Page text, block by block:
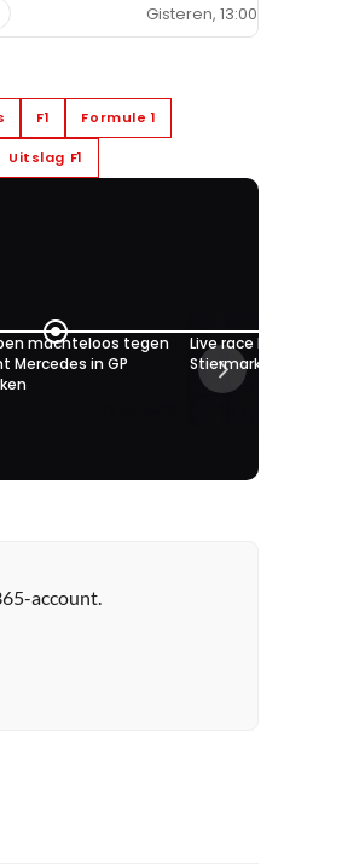
Gisteren, 13:00
F1 Formule 1
Uitslag F1
machteloos tegen
Mercedes in GP
Live race Formule 1 GP
Stiermarken 2020
account.